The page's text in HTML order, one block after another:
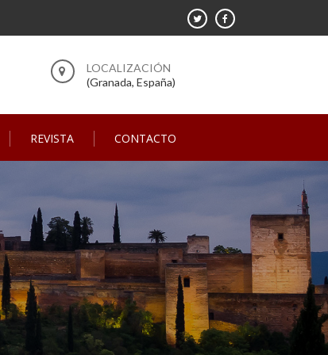
(Granada, España)
REVISTA CONTACTO